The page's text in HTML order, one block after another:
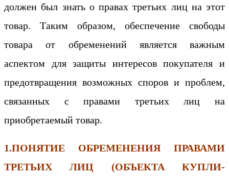
должен был знать о правах третьих лиц на этот
товар. Таким образом, обеспечение свободы
товара от обременений является важным
аспектом для защиты интересов покупателя и
предотвращения возможных споров и проблем,
связанных с правами третьих лиц на
приобретаемый товар.
1.ПОНЯТИЕ ОБРЕМЕНЕНИЯ ПРАВАМИ
ТРЕТЬИХ ЛИЦ (ОБЪЕКТА КУПЛИ-